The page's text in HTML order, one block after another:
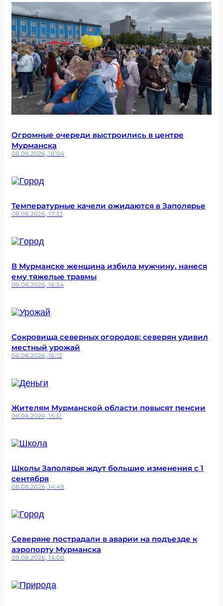
Огромные очереди выстроились в центре
Мурманска
08.08.2026, 18:04
Температурные качели ожидаются в Заполярье
08.08.2026, 17:33
В Мурманске женщина избила мужчину, нанеся
ему тяжелые травмы
08.08.2026, 16:54
Сокровища северных огородов: северян удивил
местный урожай
08.08.2026, 16:12
Жителям Мурманской области повысят пенсии
08.08.2026, 15:31
Школы Заполярья ждут большие изменения с 1
сентября
08.08.2026, 14:49
Северяне пострадали в аварии на подъезде к
аэропорту Мурманска
08.08.2026, 14:08